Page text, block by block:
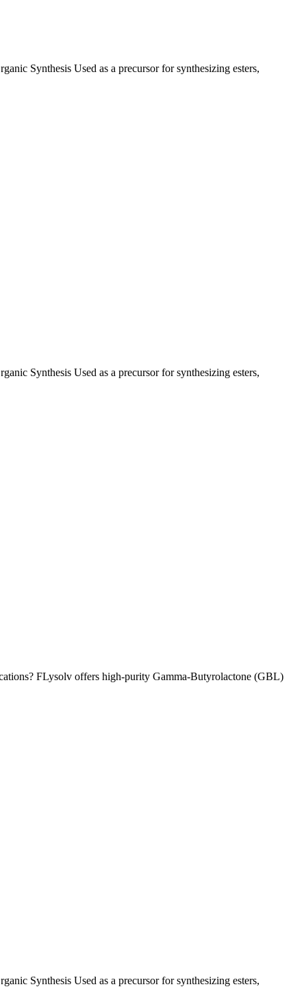
Synthesis Used as a precursor for synthesizing esters,
Synthesis Used as a precursor for synthesizing esters,
FLysolv offers high-purity Gamma-Butyrolactone (GBL)
Synthesis Used as a precursor for synthesizing esters,